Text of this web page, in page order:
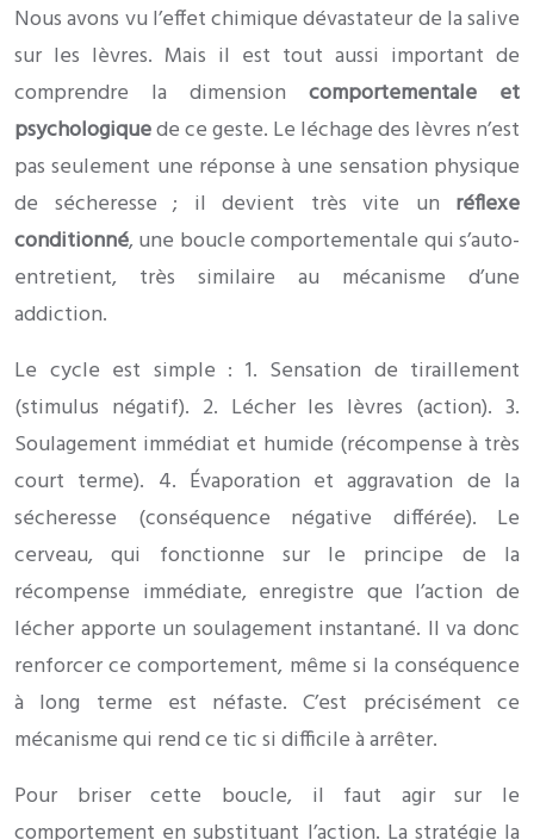
Nous avons vu l’effet chimique dévastateur de la salive
sur les lèvres. Mais il est tout aussi important de
comprendre la dimension comportementale et
psychologiquede ce geste. Le léchage des lèvres n’est
pas seulement une réponse à une sensation physique
de sécheresse ; il devient très vite un réflexe
conditionné, une boucle comportementale qui s’auto-
entretient, très similaire au mécanisme d’une
addiction.
Le cycle est simple : 1. Sensation de tiraillement
(stimulus négatif). 2. Lécher les lèvres (action). 3.
Soulagement immédiat et humide (récompense à très
court terme). 4. Évaporation et aggravation de la
sécheresse (conséquence négative différée). Le
cerveau, qui fonctionne sur le principe de la
récompense immédiate, enregistre que l’action de
lécher apporte un soulagement instantané. Il va donc
renforcer ce comportement, même si la conséquence
à long terme est néfaste. C’est précisément ce
mécanisme qui rend ce tic si difficile à arrêter.
Pour briser cette boucle, il faut agir sur le